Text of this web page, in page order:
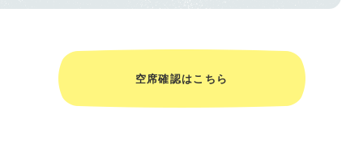
空席確認はこちら